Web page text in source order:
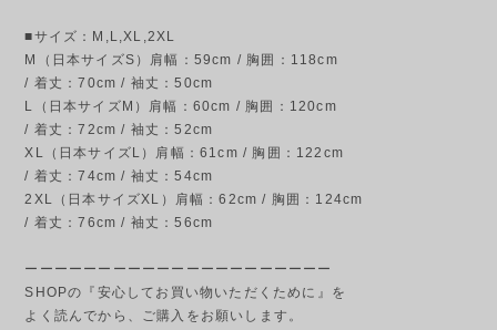
■サイズ：M,L,XL,2XL
M（日本サイズS）肩幅：59cm / 胸囲：118cm
/ 着丈：70cm / 袖丈：50cm
L（日本サイズM）肩幅：60cm / 胸囲：120cm
/ 着丈：72cm / 袖丈：52cm
XL（日本サイズL）肩幅：61cm / 胸囲：122cm
/ 着丈：74cm / 袖丈：54cm
2XL（日本サイズXL）肩幅：62cm / 胸囲：124cm
/ 着丈：76cm / 袖丈：56cm
ーーーーーーーーーーーーーーーーーーーーー
SHOPの『安心してお買い物いただくために』を
よく読んでから、ご購入をお願いします。